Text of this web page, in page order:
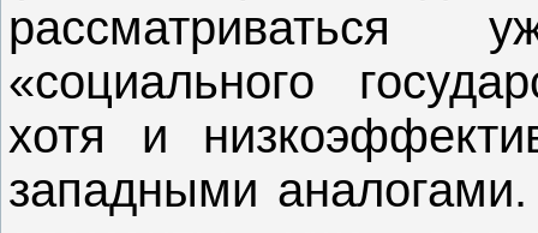
рассматриваться
«социального
хотя и
западными